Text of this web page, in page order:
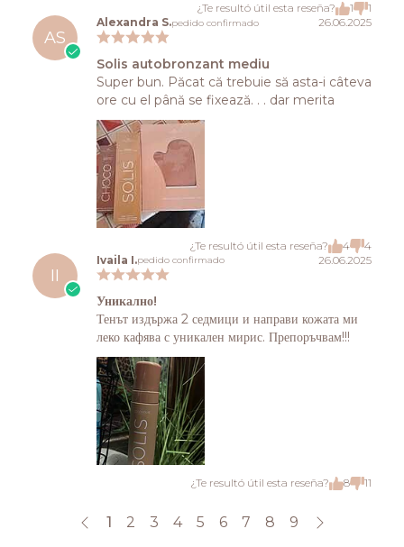
¿Te resultó útil esta reseña? 1 1
AS
Alexandra S.pedido confirmado 26.06.2025
Solis autobronzant mediu
Super bun. Păcat că trebuie să asta-i câteva
ore cu el până se fixează. . . dar merita
¿Te resultó útil esta reseña? 4 4
II
Ivaila I.pedido confirmado 26.06.2025
Уникално!
Тенът издържа 2 седмици и направи кожата ми
леко кафява с уникален мирис. Препоръчвам!!!
¿Te resultó útil esta reseña? 8 11
1 2 3 4 5 6 7 8 9